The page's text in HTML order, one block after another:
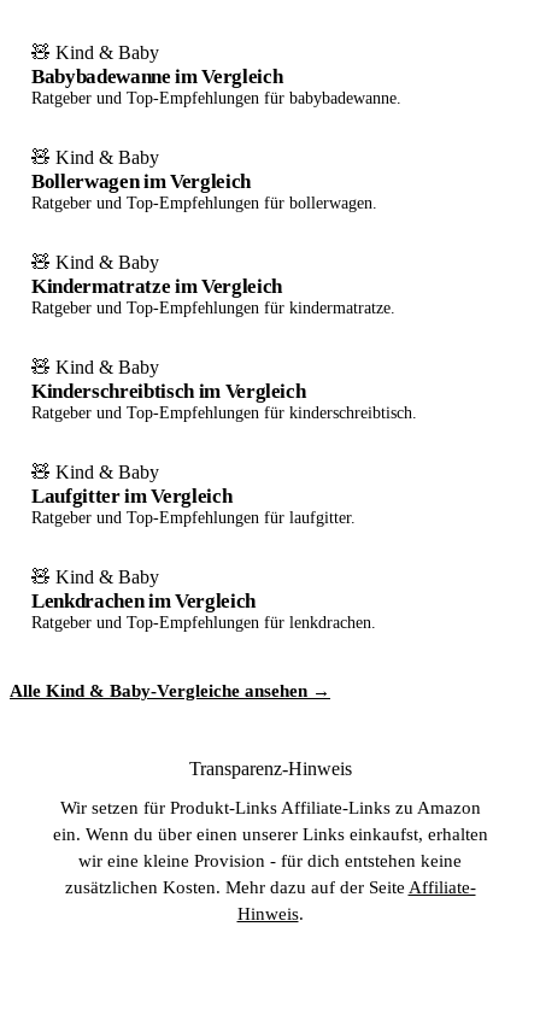
🧸 Kind & Baby
Babybadewanne im Vergleich
Ratgeber und Top-Empfehlungen für babybadewanne.
🧸 Kind & Baby
Bollerwagen im Vergleich
Ratgeber und Top-Empfehlungen für bollerwagen.
🧸 Kind & Baby
Kindermatratze im Vergleich
Ratgeber und Top-Empfehlungen für kindermatratze.
🧸 Kind & Baby
Kinderschreibtisch im Vergleich
Ratgeber und Top-Empfehlungen für kinderschreibtisch.
🧸 Kind & Baby
Laufgitter im Vergleich
Ratgeber und Top-Empfehlungen für laufgitter.
🧸 Kind & Baby
Lenkdrachen im Vergleich
Ratgeber und Top-Empfehlungen für lenkdrachen.
Alle Kind & Baby-Vergleiche ansehen →
Transparenz-Hinweis
Wir setzen für Produkt-Links Affiliate-Links zu Amazon
ein. Wenn du über einen unserer Links einkaufst, erhalten
wir eine kleine Provision - für dich entstehen keine
zusätzlichen Kosten. Mehr dazu auf der Seite Affiliate-
Hinweis.